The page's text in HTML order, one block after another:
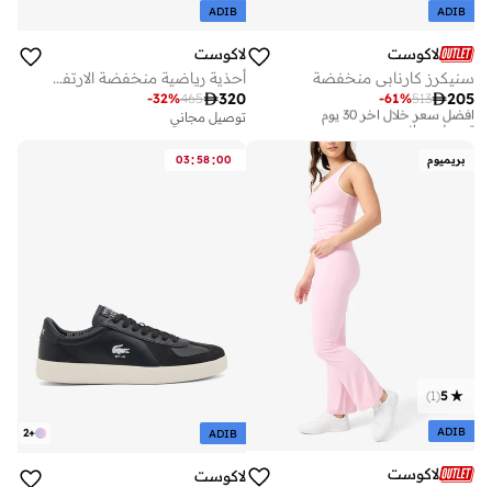
ADIB
لاكوست
سنيكرز كارنابي منخفضة
205
513
-61%
أفضل سعر خلال آخر 30 يوم
توصيل مجاني
ADIB
لاكوست
أحذية رياضية منخفضة الارتفاع
320
465
-32%
توصيل مجاني
بريميوم
5
(
1
)
ADIB
لاكوست
03:58:00
+
2 ADIB
لاكوست